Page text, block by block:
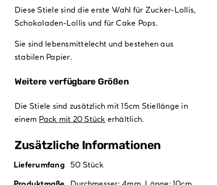
Diese Stiele sind die erste Wahl für Zucker-Lollis,
Schokoladen-Lollis und für Cake Pops.
Sie sind lebensmittelecht und bestehen aus
stabilen Papier.
Weitere verfügbare Größen
Die Stiele sind zusätzlich mit 15cm Stiellänge in
einem Pack mit 20 Stück erhältlich.
Zusätzliche Informationen
Lieferumfang
50 Stück